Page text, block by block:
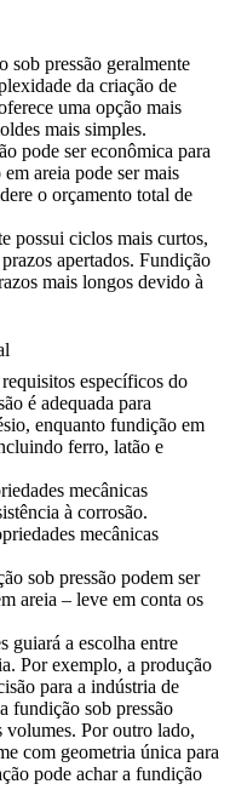
sob pressão geralmente
da criação de
uma opção mais
mais simples.
pode ser econômica para
areia pode ser mais
o orçamento total de
possui ciclos mais curtos,
apertados. Fundição
mais longos devido à
específicos do
é adequada para
enquanto fundição em
ferro, latão e
mecânicas
à corrosão.
mecânicas
sob pressão podem ser
areia – leve em conta os
guiará a escolha entre
Por exemplo, a produção
para a indústria de
fundição sob pressão
volumes. Por outro lado,
com geometria única para
pode achar a fundição